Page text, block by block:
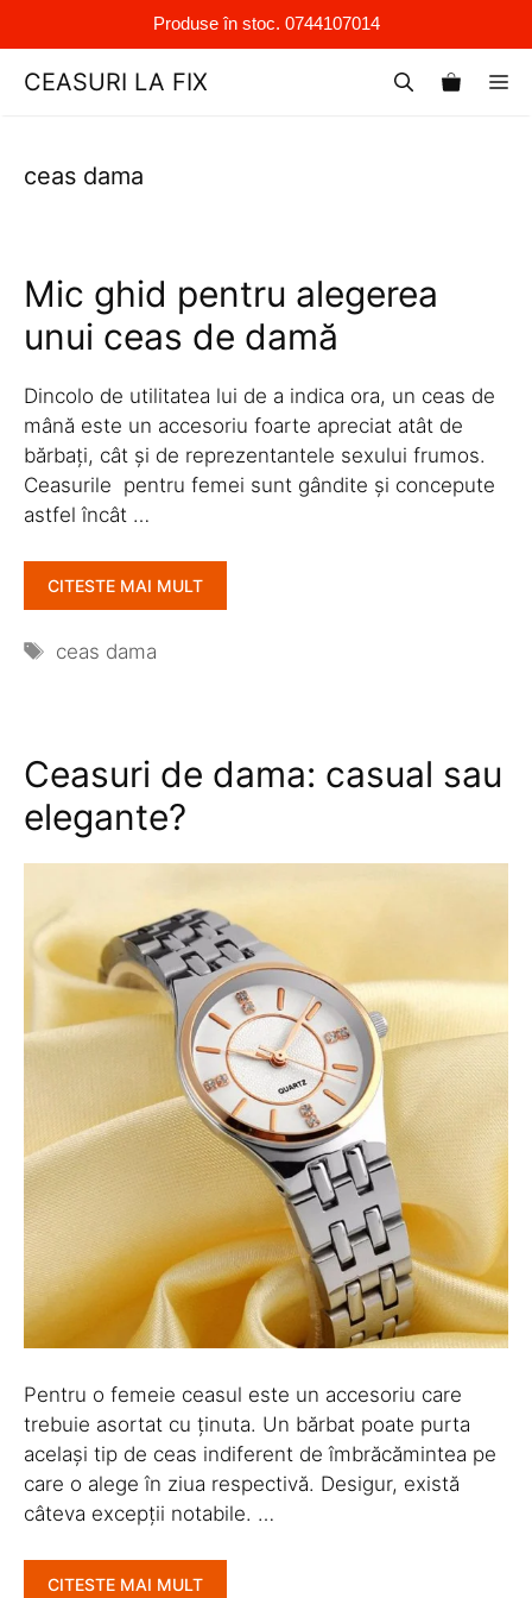
Produse în stoc. 0744107014
CEASURI LA FIX
ceas dama
Mic ghid pentru alegerea
unui ceas de damă
Dincolo de utilitatea lui de a indica ora, un ceas de
mână este un accesoriu foarte apreciat atât de
bărbați, cât şi de reprezentantele sexului frumos.
Ceasurile pentru femei sunt gândite și concepute
astfel încât …
CITESTE MAI MULT
Etichete
ceas dama
Ceasuri de dama: casual sau
elegante?
Pentru o femeie ceasul este un accesoriu care
trebuie asortat cu ținuta. Un bărbat poate purta
același tip de ceas indiferent de îmbrăcămintea pe
care o alege în ziua respectivă. Desigur, există
câteva excepții notabile. …
CITESTE MAI MULT